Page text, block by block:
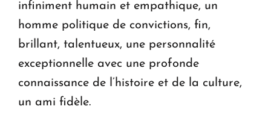
infiniment humain et empathique, un
homme politique de convictions, fin,
brillant, talentueux, une personnalité
exceptionnelle avec une profonde
connaissance de l’histoire et de la culture,
un ami fidèle.